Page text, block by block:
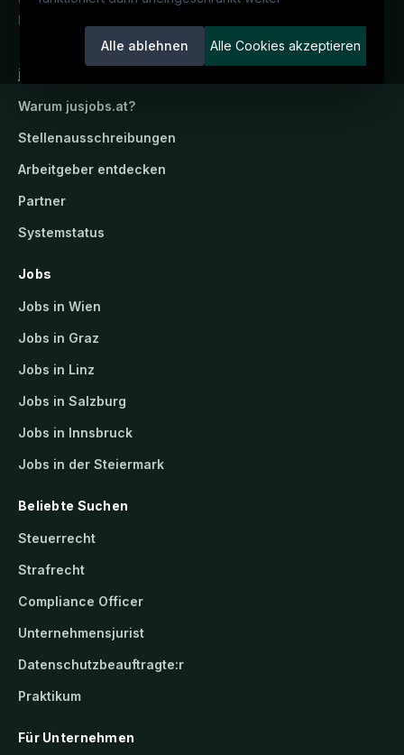
Alle ablehnen Alle Cookies akzeptieren
Ein Service der candidatis GmbH.
jusjobs.at
Warum jusjobs.at?
Stellenausschreibungen
Arbeitgeber entdecken
Partner
Systemstatus
Jobs
Jobs in Wien
Jobs in Graz
Jobs in Linz
Jobs in Salzburg
Jobs in Innsbruck
Jobs in der Steiermark
Beliebte Suchen
Steuerrecht
Strafrecht
Compliance Officer
Unternehmensjurist
Datenschutzbeauftragte:r
Praktikum
Für Unternehmen